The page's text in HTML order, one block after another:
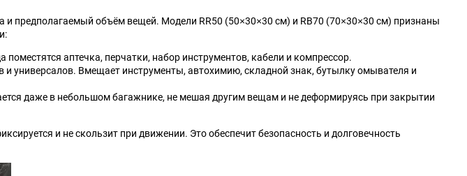
Peugeot Plymouth Pontiac
Renault Renault Samsung Rolls-Royce
Shanghai Maple
предполагаемый объём вещей. Модели RR50 (50×30×30 см) и RB70 (70×30×30 см) признаны
аптечка, перчатки, набор инструментов, кабели и компрессор.
и универсалов. Вмещает инструменты, автохимию, складной знак, бутылку омывателя и
даже в небольшом багажнике, не мешая другим вещам и не деформируясь при закрытии
и не скользит при движении. Это обеспечит безопасность и долговечность